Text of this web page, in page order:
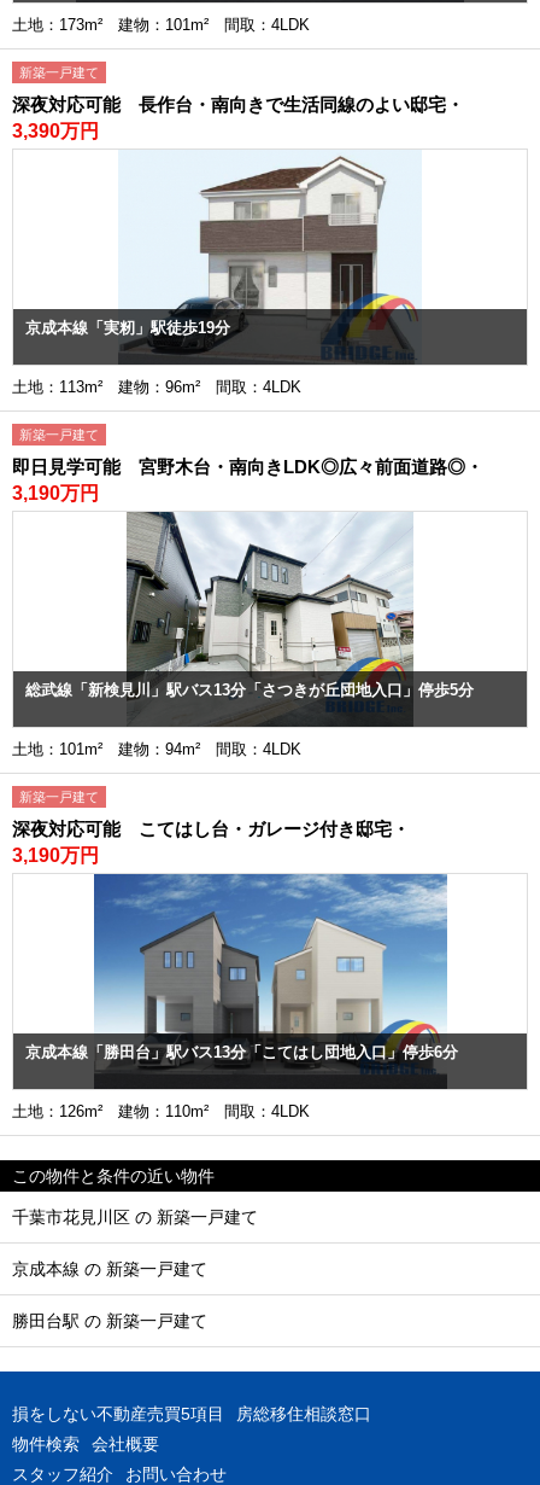
土地：173m² 建物：101m² 間取：4LDK
新築一戸建て
深夜対応可能 長作台・南向きで生活同線のよい邸宅・
3,390万円
京成本線「実籾」駅徒歩19分
土地：113m² 建物：96m² 間取：4LDK
新築一戸建て
即日見学可能 宮野木台・南向きLDK◎広々前面道路◎・
3,190万円
総武線「新検見川」駅バス13分「さつきが丘団地入口」停歩5分
土地：101m² 建物：94m² 間取：4LDK
新築一戸建て
深夜対応可能 こてはし台・ガレージ付き邸宅・
3,190万円
京成本線「勝田台」駅バス13分「こてはし団地入口」停歩6分
土地：126m² 建物：110m² 間取：4LDK
この物件と条件の近い物件
千葉市花見川区 の 新築一戸建て
京成本線 の 新築一戸建て
勝田台駅 の 新築一戸建て
損をしない不動産売買5項目
房総移住相談窓口
物件検索
会社概要
スタッフ紹介
お問い合わせ